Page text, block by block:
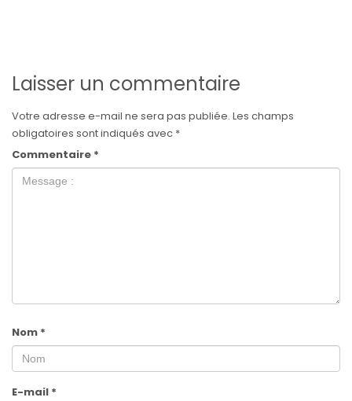
Laisser un commentaire
Votre adresse e-mail ne sera pas publiée. Les champs
obligatoires sont indiqués avec *
Commentaire *
Nom *
E-mail *